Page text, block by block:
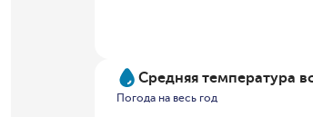
Средняя температура
Погода на весь год